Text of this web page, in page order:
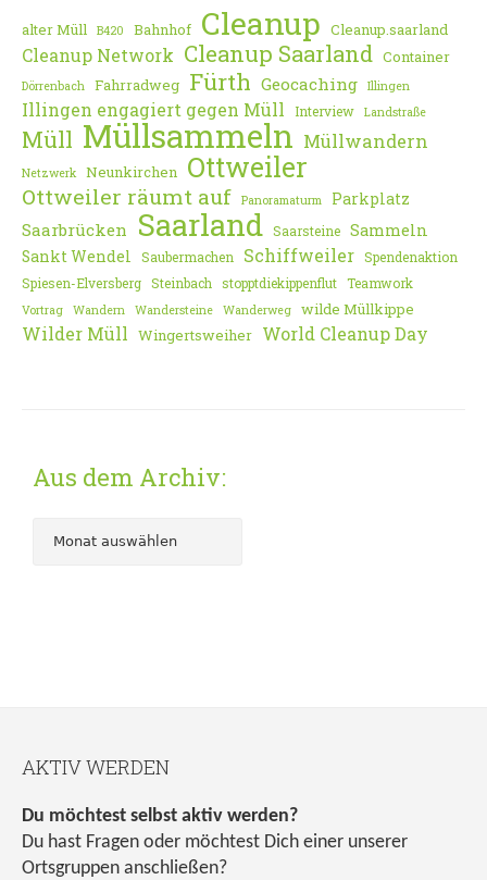
alter Müll B420 Bahnhof Cleanup Cleanup.saarland
Cleanup Network Cleanup Saarland Container
Dörrenbach Fahrradweg Fürth Geocaching Illingen
Illingen engagiert gegen Müll Interview Landstraße
Müll Müllsammeln Müllwandern
Netzwerk Neunkirchen Ottweiler
Ottweiler räumt auf Panoramaturm Parkplatz
Saarbrücken Saarland Saarsteine Sammeln
Sankt Wendel
Saubermachen Schiffweiler Spendenaktion
Spiesen-Elversberg Steinbach stopptdiekippenflut Teamwork
Vortrag Wandern Wandersteine Wanderweg wilde Müllkippe
Wilder Müll Wingertsweiher World Cleanup Day
Aus dem Archiv:
AKTIV WERDEN
Du möchtest selbst aktiv werden?
Du hast Fragen oder möchtest Dich einer unserer
Ortsgruppen anschließen?